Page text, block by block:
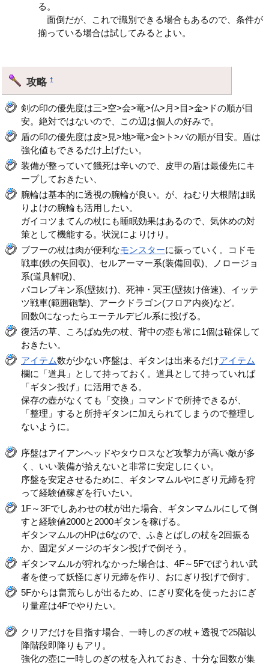
る。
面倒だが、これで識別できる場合もあるので、条件が
揃っている場合は試してみるとよい。
攻略†
剣の印の優先度は三>空>会>竜>仏>月>目>金>ドの順が目
安。絶対ではないので、この辺は個人の好みで。
盾の印の優先度は皮>見>地>竜>金>ト>バの順が目安。盾は
強化値もできるだけ上げたい。
装備が整っていて餓死は辛いので、皮甲の盾は最優先にキ
ープしておきたい、
腕輪は基本的に透視の腕輪が良い。が、ねむり大根階は眠
りよけの腕輪も活用したい。
ガイコツまてんの杖にも睡眠効果はあるので、気休めの対
策として機能する。状況によりけり。
ブフーの杖は肉が便利なモンスターに振っていく。コドモ
戦車(鉄の矢回収)、セルアーマー系(装備回収)、ノロージョ
系(道具解呪)、
パコレプキン系(壁抜け)、死神・冥王(壁抜け倍速)、イッテ
ツ戦車(範囲砲撃)、アークドラゴン(フロア内炎)など。
回数0になったらエーテルデビル系に投げる。
復活の草、ころばぬ先の杖、背中の壺も常に1個は確保して
おきたい。
アイテム数が少ない序盤は、ギタンは出来るだけアイテム
欄に「道具」として持っておく。道具として持っていれば
「ギタン投げ」に活用できる。
保存の壺がなくても「交換」コマンドで所持できるが、
「整理」すると所持ギタンに加えられてしまうので整理し
ないように。
序盤はアイアンヘッドやタウロスなど攻撃力が高い敵が多
く、いい装備が拾えないと非常に安定しにくい。
序盤を安定させるために、ギタンマムルやにぎり元締を狩
って経験値稼ぎを行いたい。
1F～3Fでしあわせの杖が出た場合、ギタンマムルにして倒
すと経験値2000と2000ギタンを稼げる。
ギタンマムルのHPは6なので、ふきとばしの杖を2回振る
か、固定ダメージのギタン投げで倒そう。
ギタンマムルが狩れなかった場合は、4F～5Fでぼうれい武
者を使って妖怪にぎり元締を作り、おにぎり投げで倒す。
5Fからは畠荒らしが出るため、にぎり変化を使ったおにぎ
り量産は4Fでやりたい。
クリアだけを目指す場合、一時しのぎの杖＋透視で25階以
降階段即降りもアリ。
強化の壺に一時しのぎの杖を入れておき、十分な回数が集